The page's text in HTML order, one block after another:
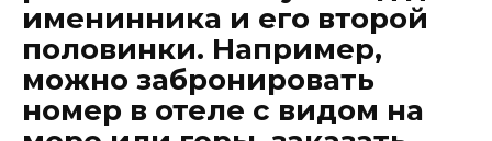
именинника и его второй
половинки. Например,
можно забронировать
номер в отеле с видом на